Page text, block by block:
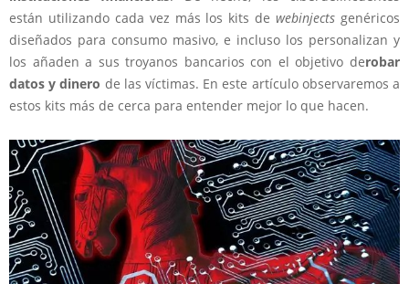
están utilizando cada vez más los kits dewebinjects genéricos
diseñados para consumo masivo, e incluso los personalizan y
los añaden a sus troyanos bancarios con el objetivo derobar
datos y dinero de las víctimas. En este artículo observaremos a
estos kits más de cerca para entender mejor lo que hacen.